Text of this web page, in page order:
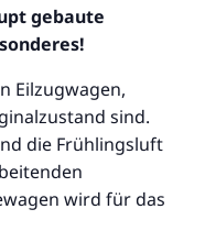
gebaute
Eilzugwagen,
sind.
die Frühlingsluft
wird für das